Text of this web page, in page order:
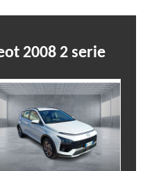
2008 2 serie